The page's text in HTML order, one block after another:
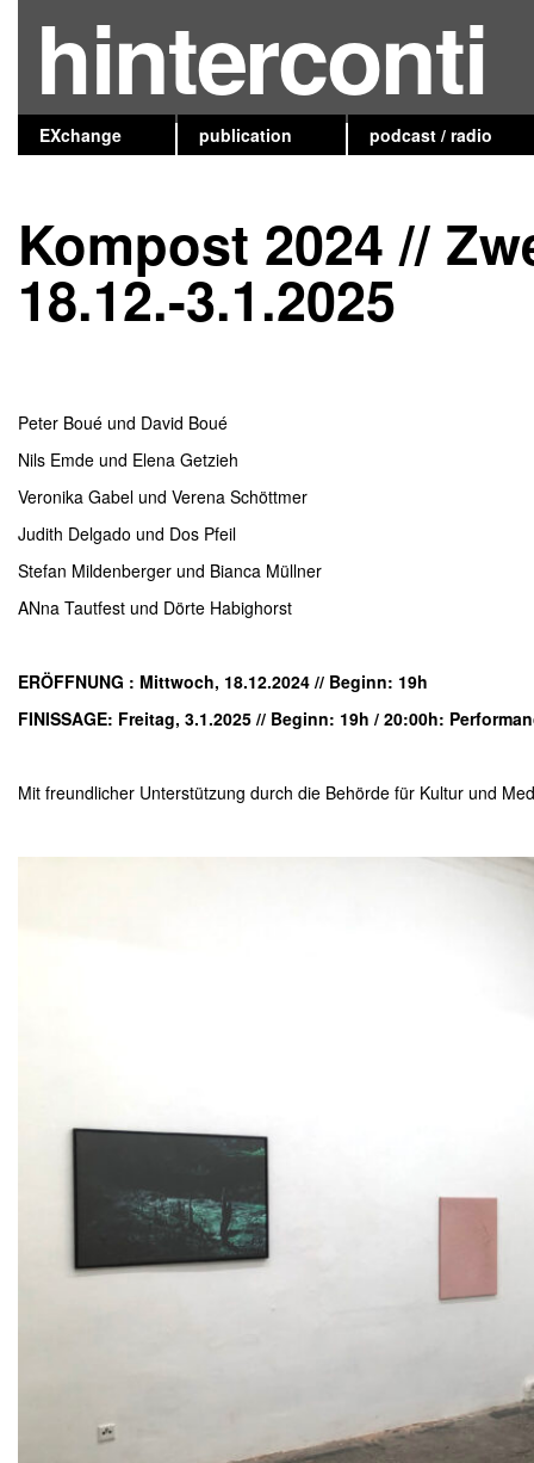
hinterconti
EXchange publication podcast / radio
Kompost 2024 //
18.12.-3.1.2025
Peter Boué und David Boué
Nils Emde und Elena Getzieh
Veronika Gabel und Verena Schöttmer
Judith Delgado und Dos Pfeil
Stefan Mildenberger und Bianca Müllner
ANna Tautfest und Dörte Habighorst
ERÖFFNUNG : Mittwoch, 18.12.2024 // Beginn: 19h
FINISSAGE: Freitag, 3.1.2025 // Beginn: 19h / 20:00h:
Mit freundlicher Unterstützung durch die Behörde für Kultur und